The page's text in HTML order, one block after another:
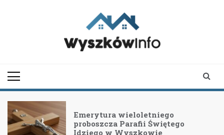
Emerytura wieloletniego
proboszcza Parafii Świętego
Idziego w Wyszkowie